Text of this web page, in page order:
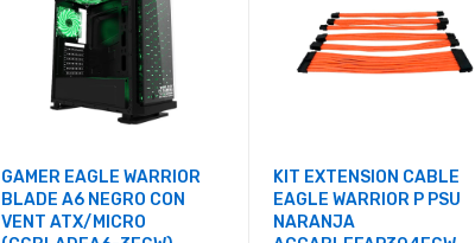
GAMER EAGLE WARRIOR
BLADE A6 NEGRO CON
VENT ATX/MICRO
KIT EXTENSION CABLE
EAGLE WARRIOR P PSU
NARANJA